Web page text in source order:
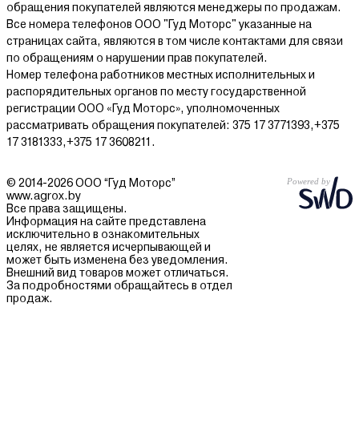
обращения покупателей являются менеджеры по продажам.
Все номера телефонов ООО "Гуд Моторс" указанные на
страницах сайта, являются в том числе контактами для связи
по обращениям о нарушении прав покупателей.
Номер телефона работников местных исполнительных и
распорядительных органов по месту государственной
регистрации ООО «Гуд Моторс», уполномоченных
рассматривать обращения покупателей: 375 17 3771393,+375
17 3181333,+375 17 3608211.
© 2014-2026 ООО “Гуд Моторс”
www.agrox.by
Все права защищены.
Информация на сайте представлена
исключительно в ознакомительных
целях, не является исчерпывающей и
может быть изменена без уведомления.
Внешний вид товаров может отличаться.
За подробностями обращайтесь в отдел
продаж.